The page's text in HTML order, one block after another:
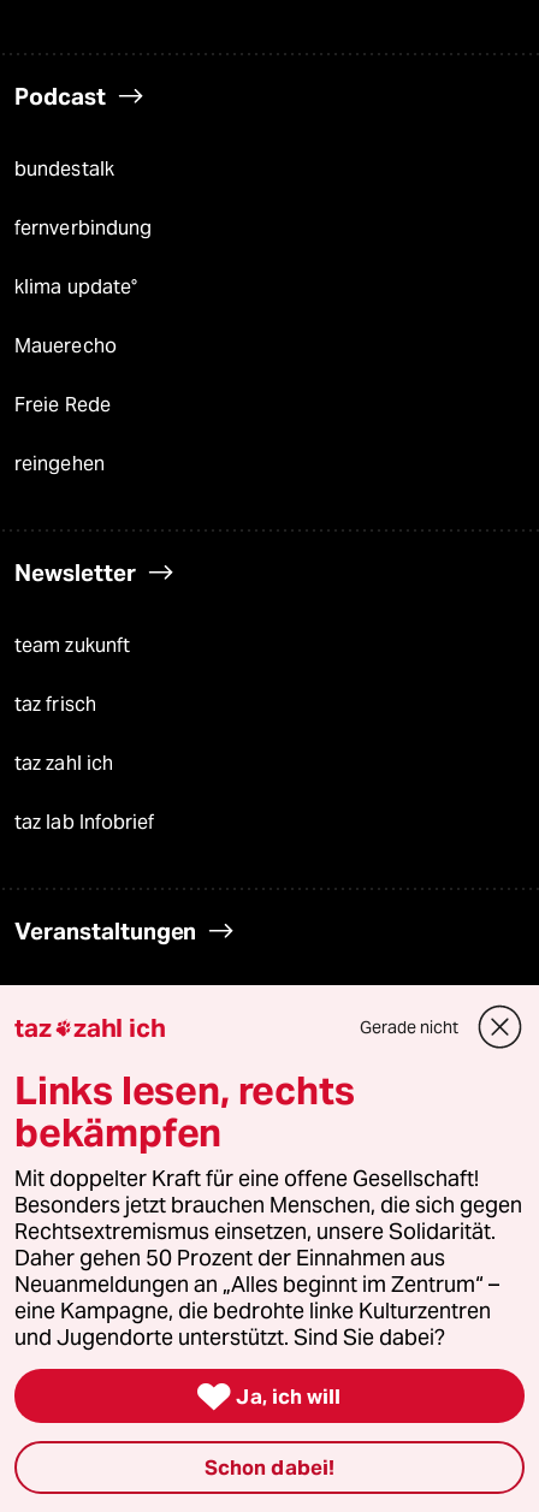
Podcast
bundestalk
fernverbindung
klima update°
Mauerecho
Freie Rede
reingehen
Newsletter
team zukunft
taz frisch
taz zahl ich
taz lab Infobrief
Veranstaltungen
Live im Stream
Vergangene
taz lab 2027
Mehr taz Lesestoff
taz Blogs
taz FUTURZWEI
taz zahl ich Gerade nicht
Links lesen, rechts
bekämpfen
Mit doppelter Kraft für eine offene Gesellschaft!
Besonders jetzt brauchen Menschen, die sich gegen
Rechtsextremismus einsetzen, unsere Solidarität.
Daher gehen 50 Prozent der Einnahmen aus
Neuanmeldungen an „Alles beginnt im Zentrum“ –
eine Kampagne, die bedrohte linke Kulturzentren
und Jugendorte unterstützt. Sind Sie dabei?
 Ja, ich will
Schon dabei!